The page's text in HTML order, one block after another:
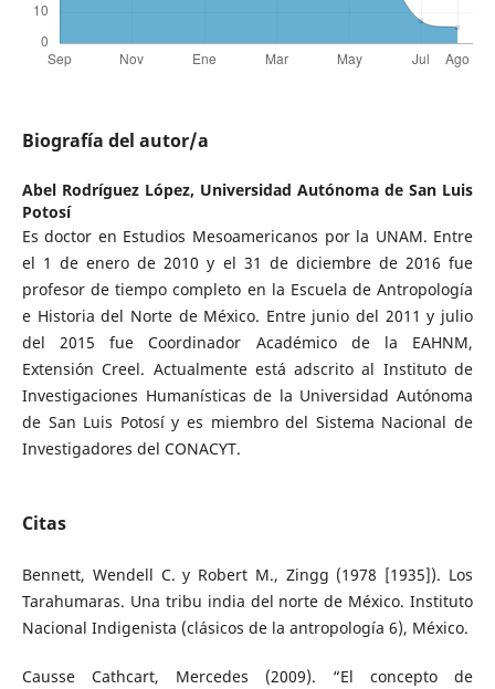
Biografía del autor/a
Abel Rodríguez López, Universidad Autónoma de San Luis
Potosí
Es doctor en Estudios Mesoamericanos por la UNAM. Entre
el 1 de enero de 2010 y el 31 de diciembre de 2016 fue
profesor de tiempo completo en la Escuela de Antropología
e Historia del Norte de México. Entre junio del 2011 y julio
del 2015 fue Coordinador Académico de la EAHNM,
Extensión Creel. Actualmente está adscrito al Instituto de
Investigaciones Humanísticas de la Universidad Autónoma
de San Luis Potosí y es miembro del Sistema Nacional de
Investigadores del CONACYT.
Citas
Bennett, Wendell C. y Robert M., Zingg (1978 [1935]). Los
Tarahumaras. Una tribu india del norte de México. Instituto
Nacional Indigenista (clásicos de la antropología 6), México.
Causse Cathcart, Mercedes (2009). “El concepto de